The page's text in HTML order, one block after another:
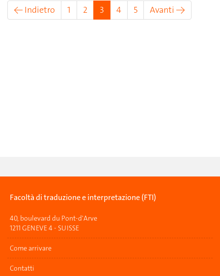
← Indietro 1 2 3 (attuale)
4 5 Avanti →
Facoltà di traduzione e interpretazione (FTI)
40, boulevard du Pont-d'Arve
1211 GENEVE 4 - SUISSE
Come arrivare
Contatti